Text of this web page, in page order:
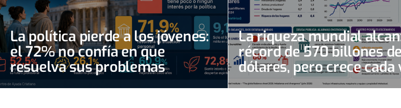
La política pierde a los jóvenes:
el 72% no confía en que
resuelva sus problemas
La riqueza mundial
récord de 570 billones de
dólares, pero crece cada
más “sobre el papel”